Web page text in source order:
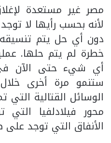
مصر غير مستعدة
لأنه بحسب رأيها لا
دون أي حل يتم
خطرة لم يتم حلها.
أي شيء حتى الآن
ستنمو مرة أخرى
الوسائل القتالية
محور فيلادلفيا التي
الأنفاق التي توجد